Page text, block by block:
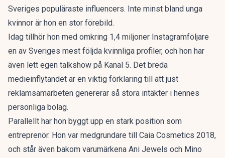
Sveriges populäraste influencers. Inte minst bland unga
kvinnor är hon en stor förebild.
Idag tillhör hon med omkring 1,4 miljoner Instagramföljare
en av Sveriges mest följda kvinnliga profiler, och hon har
även lett egen talkshow på Kanal 5. Det breda
medieinflytandet är en viktig förklaring till att just
reklamsamarbeten genererar så stora intäkter i hennes
personliga bolag.
Parallellt har hon byggt upp en stark position som
entreprenör. Hon var medgrundare till Caia Cosmetics 2018,
och står även bakom varumärkena Ani Jewels och Mino